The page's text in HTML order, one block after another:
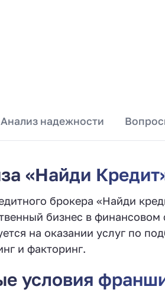
Анализ надежности
«Найди
брокера «Найди
бизнес в
на оказании услуг по
и факторинг.
условия